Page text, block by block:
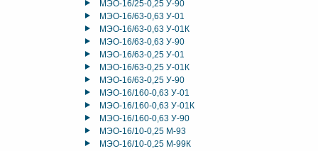
МЭО-16/25-0,25 У-90
МЭО-16/63-0,63 У-01
МЭО-16/63-0,63 У-01К
МЭО-16/63-0,63 У-90
МЭО-16/63-0,25 У-01
МЭО-16/63-0,25 У-01К
МЭО-16/63-0,25 У-90
МЭО-16/160-0,63 У-01
МЭО-16/160-0,63 У-01К
МЭО-16/160-0,63 У-90
МЭО-16/10-0,25 М-93
МЭО-16/10-0,25 М-99К